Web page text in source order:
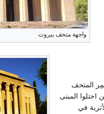
واجهة متحف بيروت
المتحف
احتلوا المبنى
في